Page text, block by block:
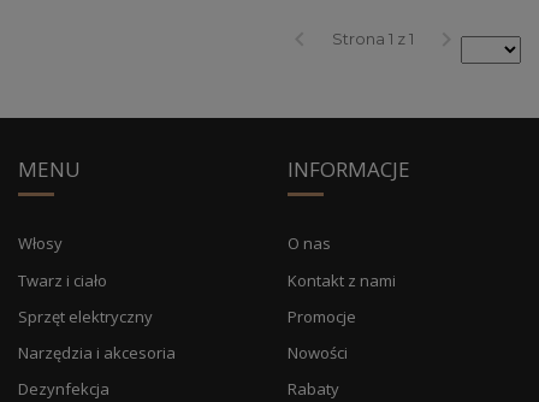
Strona 1 z 1
MENU
Włosy
Twarz i ciało
Sprzęt elektryczny
Narzędzia i akcesoria
Dezynfekcja
INFORMACJE
O nas
Kontakt z nami
Promocje
Nowości
Rabaty